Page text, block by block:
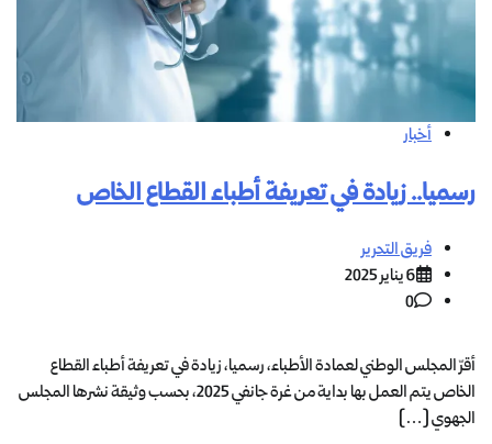
أخبار
رسميا.. زيادة في تعريفة أطباء القطاع الخاص
فريق التحرير
6 يناير 2025
0
أقرّ المجلس الوطني لعمادة الأطباء، رسميا، زيادة في تعريفة أطباء القطاع
الخاص يتم العمل بها بداية من غرة جانفي 2025، بحسب وثيقة نشرها المجلس
الجهوي […]